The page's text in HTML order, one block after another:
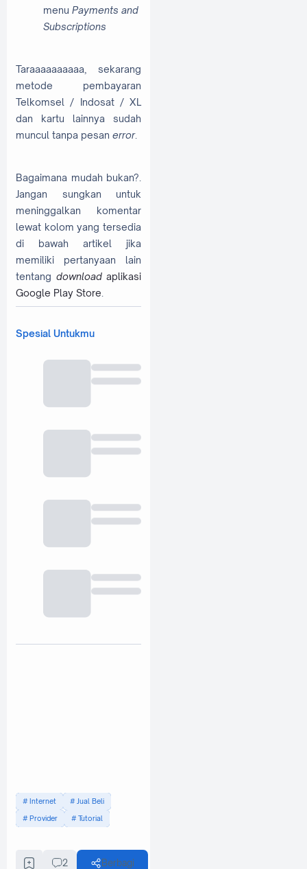
menu Payments and
Subscriptions
Taraaaaaaaaaa, sekarang
metode pembayaran
Telkomsel / Indosat / XL
dan kartu lainnya sudah
muncul tanpa pesan error.
Bagaimana mudah bukan?.
Jangan sungkan untuk
meninggalkan komentar
lewat kolom yang tersedia
di bawah artikel jika
memiliki pertanyaan lain
tentang downloadaplikasi
Google Play Store
Spesial Untukmu
Internet Jual Beli
Provider Tutorial
2 Berbagi